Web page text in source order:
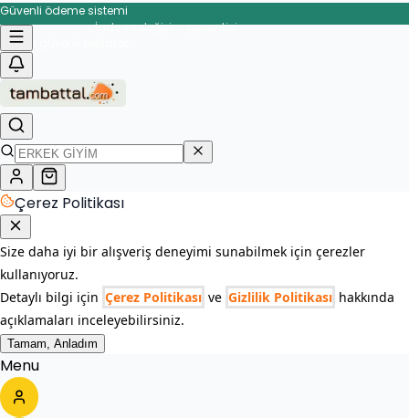
Güvenli ödeme sistemi
İade ve değişim garantisi
Çerez Politikası
Size daha iyi bir alışveriş deneyimi sunabilmek için çerezler
kullanıyoruz.
Detaylı bilgi için Çerez Politikası ve Gizlilik Politikası hakkında
açıklamaları inceleyebilirsiniz.
Tamam, Anladım
Menu